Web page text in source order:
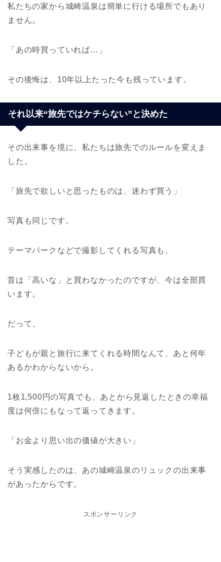
私たちの家から城崎温泉は簡単に行ける場所でもあり
ません。
「あの時買っていれば…」
その後悔は、10年以上たった今も残っています。
それ以来“旅先ではケチらない”と決めた
その出来事を境に、私たちは旅先でのルールを変えま
した。
「旅先で欲しいと思ったものは、迷わず買う」
写真も同じです。
テーマパークなどで撮影してくれる写真も、
昔は「高いな」と買わなかったのですが、今は全部買
います。
だって、
子どもが親と旅行に来てくれる時間なんて、あと何年
あるかわからないから。
1枚1,500円の写真でも、あとから見返したときの幸福
度は何倍にもなって返ってきます。
「お金より思い出の価値が大きい」
そう実感したのは、あの城崎温泉のリュックの出来事
があったからです。
スポンサーリンク